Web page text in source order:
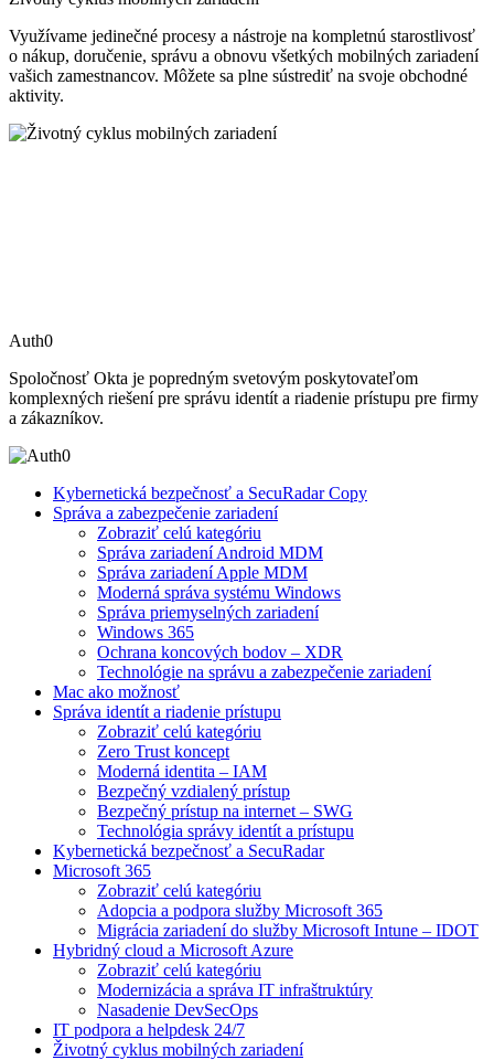
Využívame jedinečné procesy a nástroje na kompletnú starostlivosť
o nákup, doručenie, správu a obnovu všetkých mobilných zariadení
vašich zamestnancov. Môžete sa plne sústrediť na svoje obchodné
aktivity.
Auth0
Spoločnosť Okta je popredným svetovým poskytovateľom
komplexných riešení pre správu identít a riadenie prístupu pre firmy
a zákazníkov.
Kybernetická bezpečnosť a SecuRadar Copy
Správa a zabezpečenie zariadení
Zobraziť celú kategóriu
Správa zariadení Android MDM
Správa zariadení Apple MDM
Moderná správa systému Windows
Správa priemyselných zariadení
Windows 365
Ochrana koncových bodov – XDR
Technológie na správu a zabezpečenie zariadení
Mac ako možnosť
Správa identít a riadenie prístupu
Zobraziť celú kategóriu
Zero Trust koncept
Moderná identita – IAM
Bezpečný vzdialený prístup
Bezpečný prístup na internet – SWG
Technológia správy identít a prístupu
Kybernetická bezpečnosť a SecuRadar
Microsoft 365
Zobraziť celú kategóriu
Adopcia a podpora služby Microsoft 365
Migrácia zariadení do služby Microsoft Intune – IDOT
Hybridný cloud a Microsoft Azure
Zobraziť celú kategóriu
Modernizácia a správa IT infraštruktúry
Nasadenie DevSecOps
IT podpora a helpdesk 24/7
Životný cyklus mobilných zariadení